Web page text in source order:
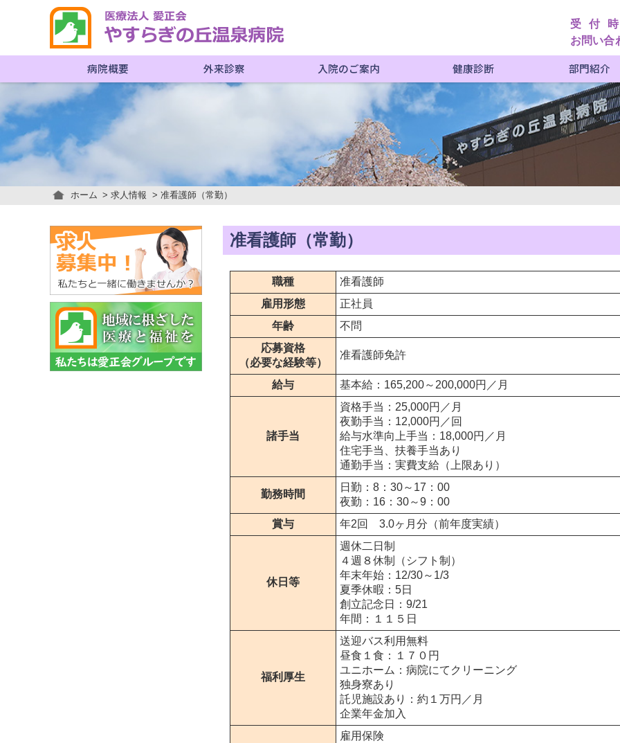
受付
お問い合
病院概要 外来診察 入院のご案内 健康診断 部門紹介
ホーム 求人情報 准看護師（常勤）
准看護師（常勤）
職種
准看護師
雇用形態
正社員
年齢
不問
応募資格
（必要な経験等）
准看護師免許
給与 基本給：165,200～200,000円／月
諸手当
資格手当：25,000円／月
夜勤手当：12,000円／回
給与水準向上手当：18,000円／月
住宅手当、扶養手当あり
通勤手当：実費支給（上限あり）
勤務時間
日勤：8：30～17：00
夜勤：16：30～9：00
賞与
年2回 3.0ヶ月分（前年度実績）
休日等
週休二日制
４週８休制（シフト制）
年末年始：12/30～1/3
夏季休暇：5日
創立記念日：9/21
年間：１１５日
福利厚生
送迎バス利用無料
昼食１食：１７０円
ユニホーム：病院にてクリーニング
独身寮あり
託児施設あり：約１万円／月
企業年金加入
雇用保険